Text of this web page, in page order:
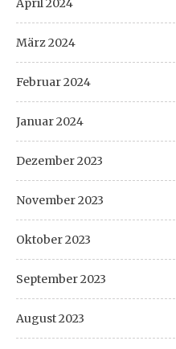
April 2024
März 2024
Februar 2024
Januar 2024
Dezember 2023
November 2023
Oktober 2023
September 2023
August 2023